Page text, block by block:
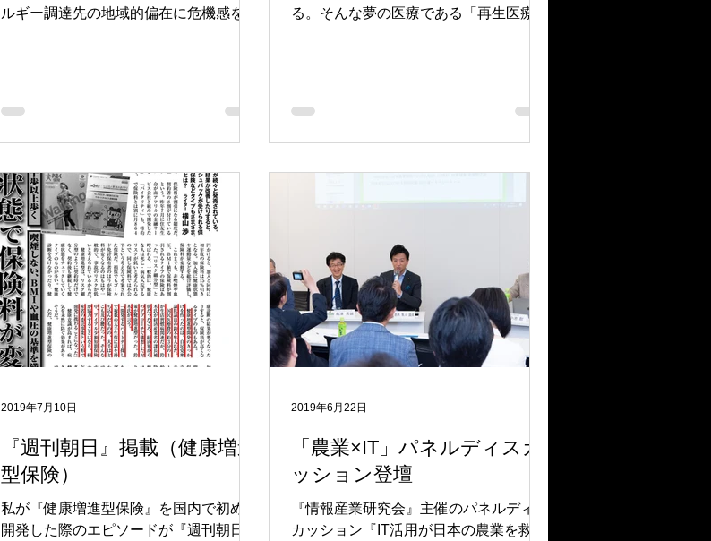
ルギー調達先の地域的偏在に危機感を抱
エネルギー安全保障政策の
る。そんな夢の医療である「再生医療」
象としたものであり、「再生医療
『週刊朝日』掲載（健康増進
型保険）
私が『健康増進型保険』を国内で初めて
開発した際のエピソードが『週刊朝日』
2019年7月10日
「農業×IT」パネルディスカ
ッション登壇
『情報産業研究会』主催のパネルディス
カッション『IT活用が日本の農業を救
2019年6月22日